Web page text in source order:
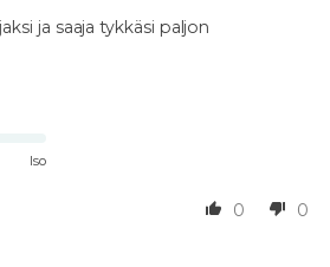
ja saaja tykkäsi paljon
Iso
0 0